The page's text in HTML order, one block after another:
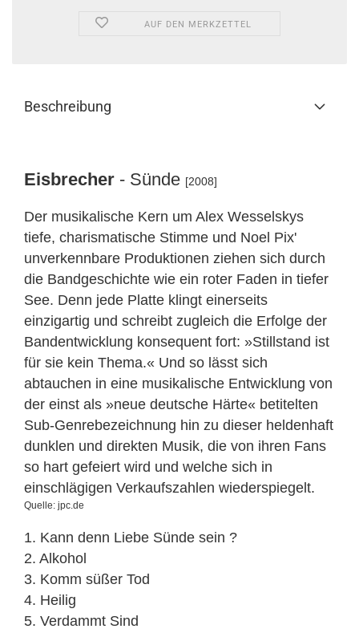
AUF DEN MERKZETTEL
Beschreibung
Eisbrecher - Sünde [2008]
Der musikalische Kern um Alex Wesselskys
tiefe, charismatische Stimme und Noel Pix'
unverkennbare Produktionen ziehen sich durch
die Bandgeschichte wie ein roter Faden in tiefer
See. Denn jede Platte klingt einerseits
einzigartig und schreibt zugleich die Erfolge der
Bandentwicklung konsequent fort: »Stillstand ist
für sie kein Thema.« Und so lässt sich
abtauchen in eine musikalische Entwicklung von
der einst als »neue deutsche Härte« betitelten
Sub-Genrebezeichnung hin zu dieser heldenhaft
dunklen und direkten Musik, die von ihren Fans
so hart gefeiert wird und welche sich in
einschlägigen Verkaufszahlen wiederspiegelt.
Quelle: jpc.de
1. Kann denn Liebe Sünde sein ?
2. Alkohol
3. Komm süßer Tod
4. Heilig
5. Verdammt Sind